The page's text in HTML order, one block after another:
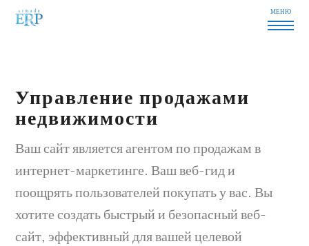
МЕНЮ
Управление продажами
недвижимости
Ваш сайт является агентом по продажам в
интернет-маркетинге. Ваш веб-гид и
поощрять пользователей покупать у вас. Вы
хотите создать быстрый и безопасный веб-
сайт, эффективный для вашей целевой